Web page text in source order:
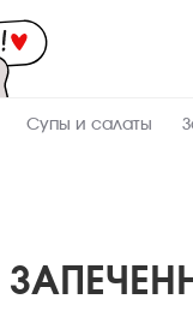
Супы и салаты